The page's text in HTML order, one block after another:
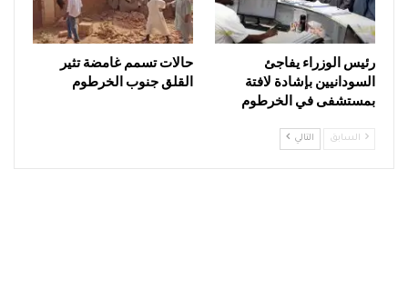
رئيس الوزراء يفاجئ
السودانيين بإشادة لافتة
بمستشفى في الخرطوم
حالات تسمم غامضة تثير
القلق جنوب الخرطوم
السابق التالي